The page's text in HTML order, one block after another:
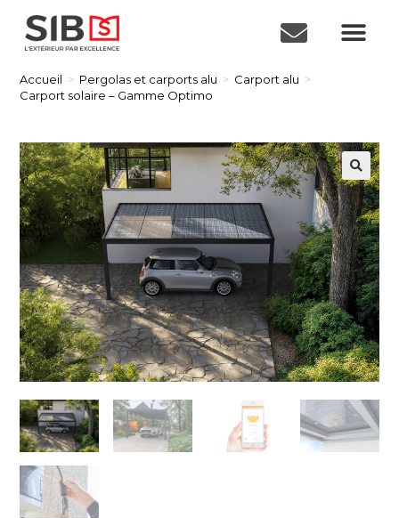
Accueil > Pergolas et carports alu > Carport alu >
Carport solaire – Gamme Optimo
🔍